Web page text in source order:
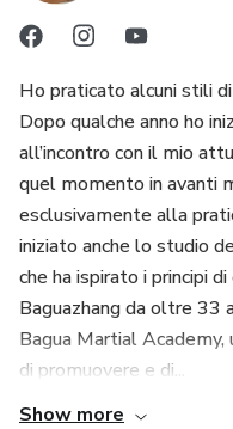
Ho praticato alcuni stili
Dopo qualche anno ho
all’incontro con il mio
quel momento in avanti
esclusivamente alla
iniziato anche lo studio
che ha ispirato i principi
Baguazhang da oltre 33
Bagua Martial Academy,
di promuovere e di...
Show more